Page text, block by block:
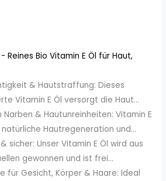
Reines Bio Vitamin E Öl für Haut,
& Hautstraffung: Dieses
Vitamin E Öl versorgt die Haut...
Narben & Hautunreinheiten: Vitamin E
Hautregeneration und...
sicher: Unser Vitamin E Öl wird aus
gewonnen und ist frei...
für Gesicht, Körper & Haare: Ideal